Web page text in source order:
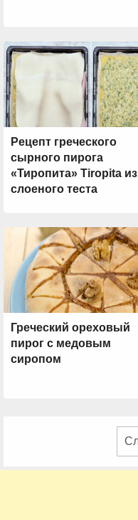
Рецепт греческого
сырного пирога
«Тиропита» Tiropita из
слоеного теста
Греческий ореховый
пирог с медовым
сиропом